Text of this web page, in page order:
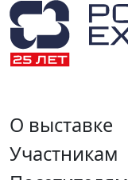
О выставке
Участникам